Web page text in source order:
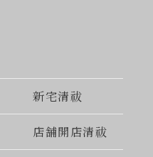
新宅清祓
店舗開店清祓